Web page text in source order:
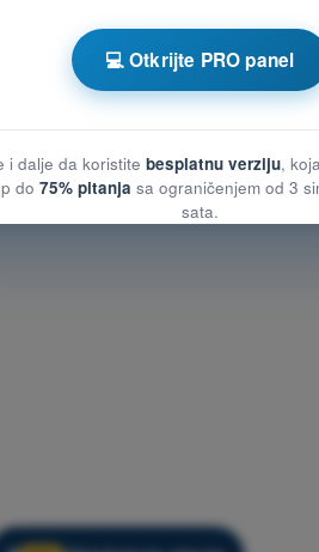
DRON STS - Meteorologija💻 Otkrijte PRO panel
i dalje da koristite besplatnu verziju,
do 75% pitanja sa ograničenjem od 3
sata.